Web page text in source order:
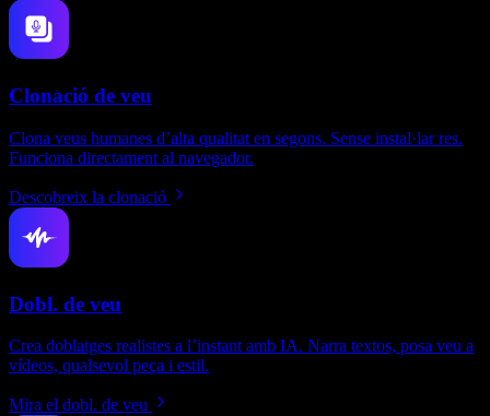
Clonació de veu
Clona veus humanes d’alta qualitat en segons. Sense instal·lar res.
Funciona directament al navegador.
Descobreix la clonació
Dobl. de veu
Crea doblatges realistes a l’instant amb IA. Narra textos, posa veu a
vídeos, qualsevol peça i estil.
Mira el dobl. de veu